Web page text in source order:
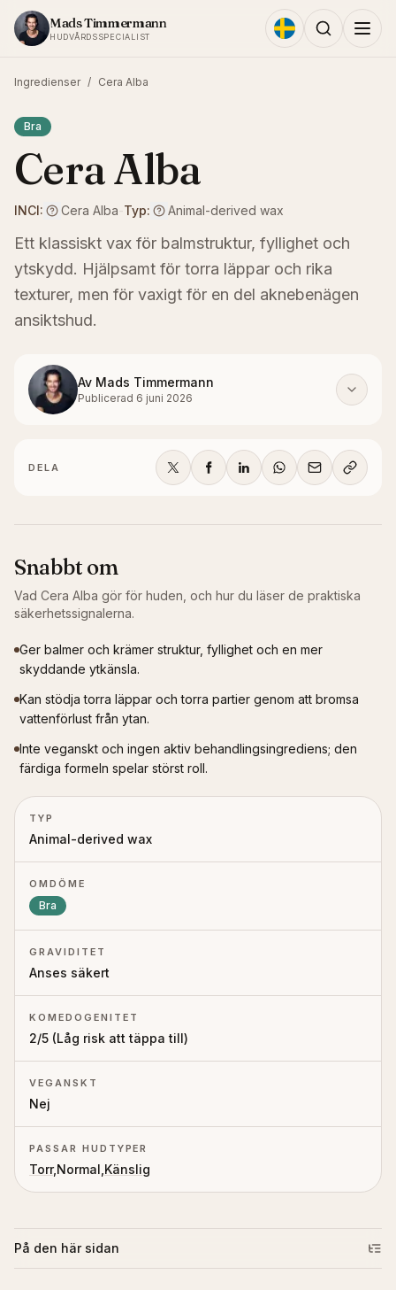
Hoppa till innehållet
Mads Timmermann
HUDVÅRDSSPECIALIST
Ingredienser / Cera Alba
Bra
Cera Alba
INCI: Cera Alba-Typ: Animal-derived wax
Ett klassiskt vax för balmstruktur, fyllighet och
ytskydd. Hjälpsamt för torra läppar och rika
texturer, men för vaxigt för en del aknebenägen
ansiktshud.
Av Mads Timmermann
Publicerad 6 juni 2026
DELA
Snabbt om
Vad Cera Alba gör för huden, och hur du läser de praktiska
säkerhetssignalerna.
Ger balmer och krämer struktur, fyllighet och en mer
skyddande ytkänsla.
Kan stödja torra läppar och torra partier genom att bromsa
vattenförlust från ytan.
Inte veganskt och ingen aktiv behandlingsingrediens; den
färdiga formeln spelar störst roll.
TYP
Animal-derived wax
OMDÖME
Bra
GRAVIDITET
Anses säkert
KOMEDOGENITET
2/5 (Låg risk att täppa till)
VEGANSKT
Nej
PASSAR HUDTYPER
Torr,Normal Känslig
På den här sidan